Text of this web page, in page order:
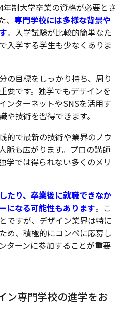
制大学卒業の資格が必要とさ
専門学校には多様な背景や
。入学試験が比較的簡単なた
入学する学生も少なくありま
の目標をしっかり持ち、周り
要です。独学でもデザインを
ンターネットやSNSを活用す
や技術を習得できます。
的で最新の技術や業界のノウ
脈も広がります。プロの講師
学では得られない多くのメリ
たり、卒業後に就職できなか
になる可能性もあります。こ
ですが、デザイン業界は特に
め、積極的にコンペに応募し
ターンに参加することが重要
ン専門学校の進学をお